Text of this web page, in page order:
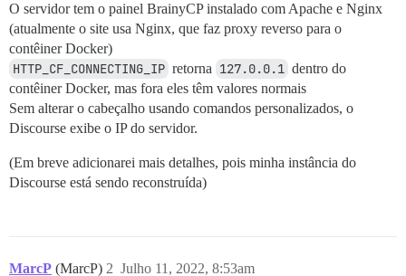
O servidor tem o painel BrainyCP instalado com Apache e Nginx
(atualmente o site usa Nginx, que faz proxy reverso para o
contêiner Docker)
HTTP_CF_CONNECTING_IP retorna 127.0.0.1 dentro do
contêiner Docker, mas fora eles têm valores normais
Sem alterar o cabeçalho usando comandos personalizados, o
Discourse exibe o IP do servidor.
(Em breve adicionarei mais detalhes, pois minha instância do
Discourse está sendo reconstruída)
MarcP (MarcP) Julho 11, 2022, 8:53am
2